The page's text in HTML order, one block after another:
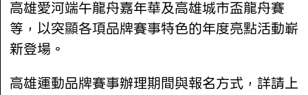
高雄愛河端午龍舟嘉年華及高雄城市盃龍舟賽
等，以突顯各項品牌賽事特色的年度亮點活動嶄
新登場。
高雄運動品牌賽事辦理期間與報名方式，詳請上